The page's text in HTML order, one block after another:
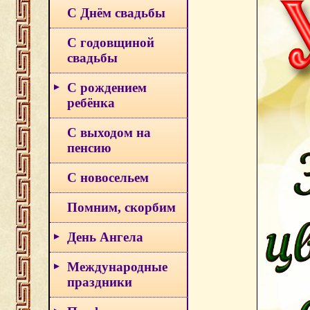
С Днём свадьбы
С годовщиной
свадьбы
С рождением
ребёнка
С выходом на
пенсию
С новосельем
Помним, скорбим
День Ангела
Международные
праздники